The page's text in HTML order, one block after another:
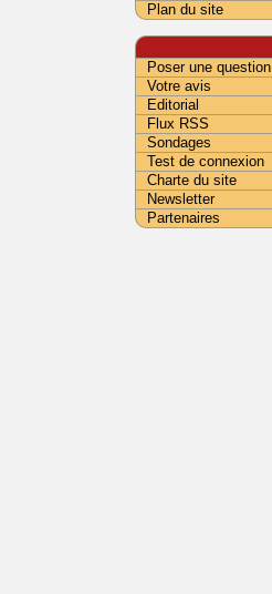
Plan du site
Poser une question
Votre avis
Editorial
Flux RSS
Sondages
Test de connexion
Charte du site
Newsletter
Partenaires